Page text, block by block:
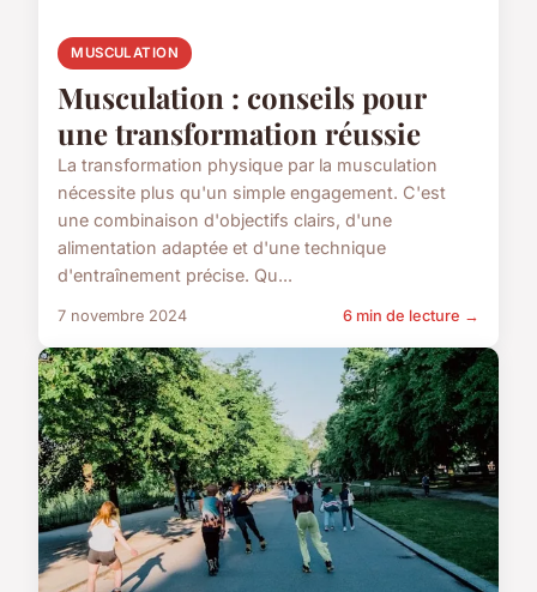
MUSCULATION
Musculation : conseils pour
une transformation réussie
La transformation physique par la musculation
nécessite plus qu'un simple engagement. C'est
une combinaison d'objectifs clairs, d'une
alimentation adaptée et d'une technique
d'entraînement précise. Qu...
7 novembre 2024 6 min de lecture →